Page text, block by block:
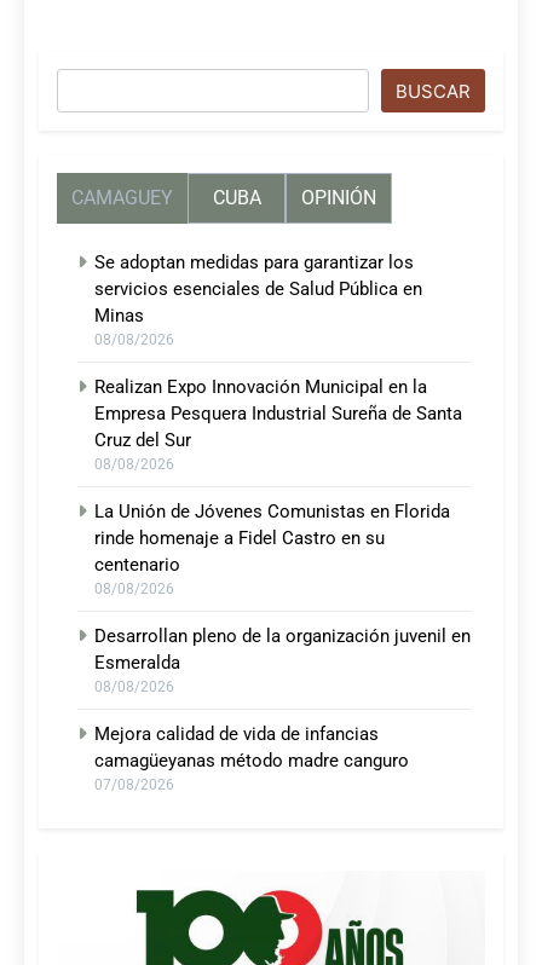
BUSCAR
CAMAGUEY CUBA OPINIÓN
Se adoptan medidas para garantizar los
servicios esenciales de Salud Pública en
Minas
08/08/2026
Realizan Expo Innovación Municipal en la
Empresa Pesquera Industrial Sureña de Santa
Cruz del Sur
08/08/2026
La Unión de Jóvenes Comunistas en Florida
rinde homenaje a Fidel Castro en su
centenario
08/08/2026
Desarrollan pleno de la organización juvenil en
Esmeralda
08/08/2026
Mejora calidad de vida de infancias
camagüeyanas método madre canguro
07/08/2026